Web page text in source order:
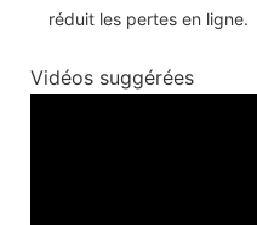
réduit les pertes en ligne.
Vidéos suggérées